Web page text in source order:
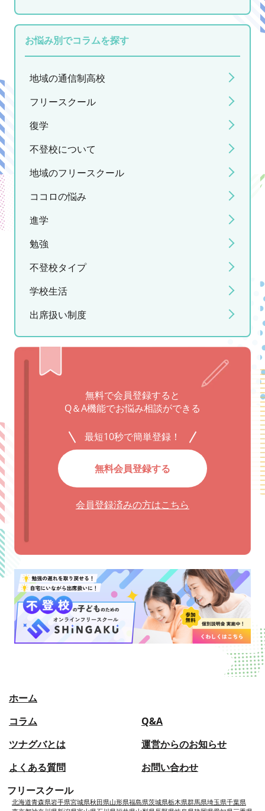
お悩み別でコラムを探す
地域の通信制高校
フリースクール
復学
不登校について
地域のフリースクール
ココロの悩み
進学
勉強
不登校タイプ
学校生活
出席扱い制度
無料で会員登録すると
Q＆A機能でお悩み相談ができる
最短10秒で簡単登録！
無料会員登録する
会員登録済みの方はこちら
ホーム
コラム
Q&A
ツナグバとは
よくある質問
運営からのお知らせ
お問い合わせ
フリースクール
北海道青森県岩手県宮城県秋田県山形県福島県茨城県栃木県群馬県埼玉県千葉県